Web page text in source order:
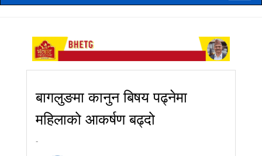
बागलुङमा कानुन बिषय पढ्नेमा
महिलाको आकर्षण बढ्दो
-